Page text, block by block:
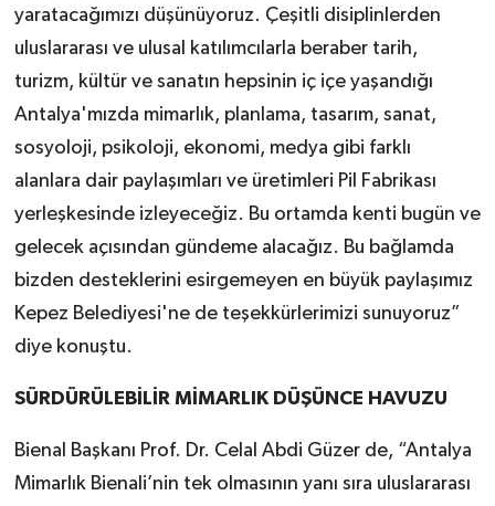
yaratacağımızı düşünüyoruz. Çeşitli disiplinlerden
uluslararası ve ulusal katılımcılarla beraber tarih,
turizm, kültür ve sanatın hepsinin iç içe yaşandığı
Antalya'mızda mimarlık, planlama, tasarım, sanat,
sosyoloji, psikoloji, ekonomi, medya gibi farklı
alanlara dair paylaşımları ve üretimleri Pil Fabrikası
yerleşkesinde izleyeceğiz. Bu ortamda kenti bugün ve
gelecek açısından gündeme alacağız. Bu bağlamda
bizden desteklerini esirgemeyen en büyük paylaşımız
Kepez Belediyesi'ne de teşekkürlerimizi sunuyoruz”
diye konuştu.
SÜRDÜRÜLEBİLİR MİMARLIK DÜŞÜNCE HAVUZU
Bienal Başkanı Prof. Dr. Celal Abdi Güzer de, “Antalya
Mimarlık Bienali’nin tek olmasının yanı sıra uluslararası